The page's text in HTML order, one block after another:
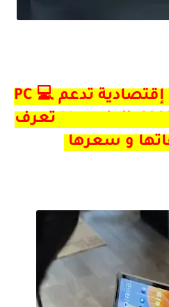
رسميا أقوى تابلت إقتصادية تدعم PC 💻
Mode🔥 || 2023 Blackview Tab 16 تعرف
و سعرها